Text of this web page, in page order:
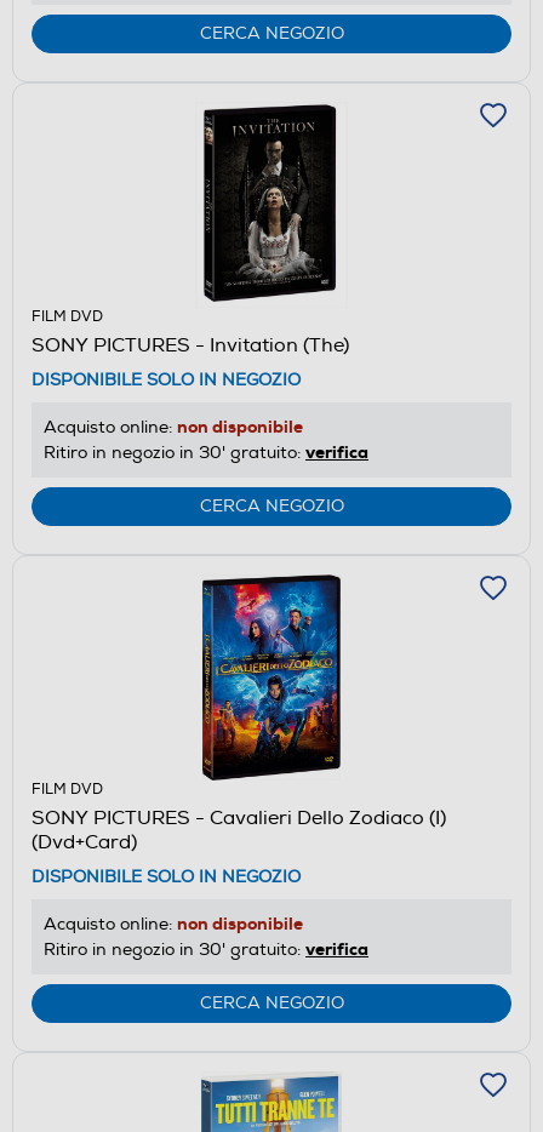
CERCA NEGOZIO
FILM DVD
SONY PICTURES - Invitation (The)
DISPONIBILE SOLO IN NEGOZIO
Acquisto online: non disponibile
Ritiro in negozio in 30' gratuito: verifica
CERCA NEGOZIO
FILM DVD
SONY PICTURES - Cavalieri Dello Zodiaco (I)
(Dvd+Card)
DISPONIBILE SOLO IN NEGOZIO
Acquisto online: non disponibile
Ritiro in negozio in 30' gratuito: verifica
CERCA NEGOZIO